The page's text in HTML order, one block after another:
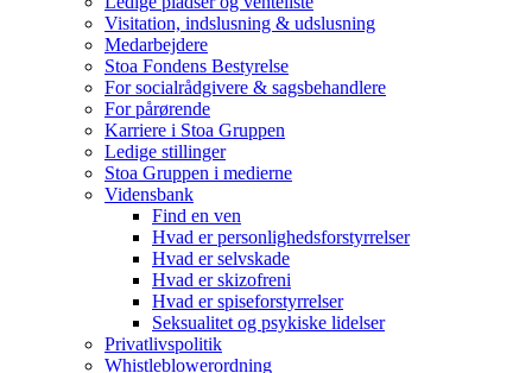
Visitation, indslusning & udslusning
Medarbejdere
Stoa Fondens Bestyrelse
For socialrådgivere & sagsbehandlere
For pårørende
Karriere i Stoa Gruppen
Ledige stillinger
Stoa Gruppen i medierne
Vidensbank
Find en ven
Hvad er personlighedsforstyrrelser
Hvad er selvskade
Hvad er skizofreni
Hvad er spiseforstyrrelser
Seksualitet og psykiske lidelser
Privatlivspolitik
Whistleblowerordning